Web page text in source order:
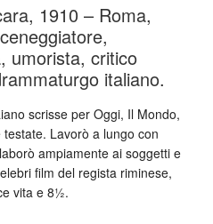
1910 – Roma,
umorista, critico
italiano.
scrisse per Oggi, Il Mondo,
Lavorò a lungo con
ampiamente ai soggetti e
film del regista riminese,
vita e 8½.